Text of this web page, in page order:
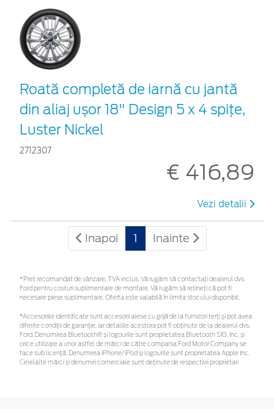
Roată completă de iarnă cu jantă
din aliaj ușor 18" Design 5 x 4 spițe,
Luster Nickel
2712307
€ 416,89
Vezi detalii
Inapoi 1 Inainte
*Preţ recomandat de vânzare, TVA inclus. Vă rugăm să contactaţi dealerul dvs.
Ford pentru costuri suplimentare de montare. Vă rugăm să rețineți că pot fi
necesare piese suplimentare. Oferta este valabilă în limita stocului disponibil.
*Accesoriile identificate sunt accesorii alese cu grijă de la furnizori terți și pot avea
diferite condiții de garanție, iar detaliile acestora pot fi obținute de la dealerul dvs.
Ford. Denumirea Bluetooth® și logourile sunt proprietatea Bluetooth SIG, Inc. și
orice utilizare a unor astfel de mărci de către compania Ford Motor Company se
face sub licență. Denumirea iPhone/iPod și logourile sunt proprietatea Apple Inc.
Celelalte mărci și denumiri comerciale sunt deținute de respectivii proprietari